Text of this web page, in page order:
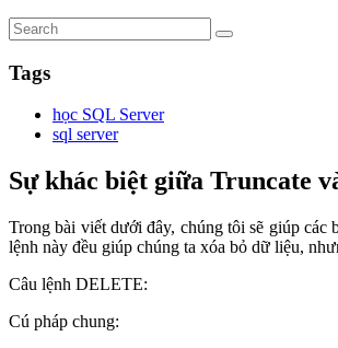
Tags
học SQL Server
sql server
Sự khác biệt giữa Truncate
Trong bài viết dưới đây, chúng tôi sẽ giúp
lệnh này đều giúp chúng ta xóa bỏ dữ liệu,
Câu lệnh DELETE:
Cú pháp chung: